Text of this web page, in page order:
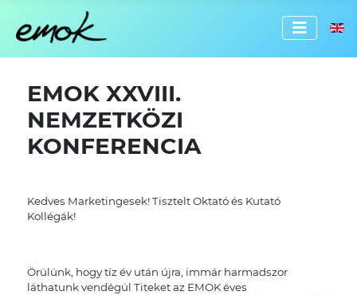
EMOK XXVIII.
NEMZETKÖZI
KONFERENCIA
Kedves Marketingesek! Tisztelt Oktató és Kutató
Kollégák!
Örülünk, hogy tíz év után újra, immár harmadszor
láthatunk vendégül Titeket az EMOK éves